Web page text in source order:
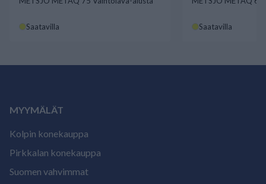
Saatavilla Saatavilla
MYYMÄLÄT
Kolpin konekauppa
Pirkkalan konekauppa
Suomen vahvimmat